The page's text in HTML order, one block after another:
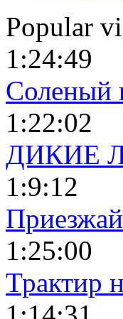
Popular
1:24:49
Соленый
1:22:02
ДИКИЕ
1:9:12
1:25:00
Трактир